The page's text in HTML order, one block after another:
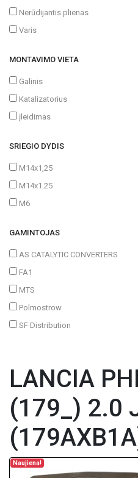
Nerūdijantis plienas
Varis
MONTAVIMO VIETA
Galinis
Katalizatorius
įleidimas
SRIEGIO DYDIS
M14x1,25
M14x1.25
M6
GAMINTOJAS
AS CATALYTIC CONVERTERS
FA1
MTS
Polmostrow
SF Distribution
LANCIA
(179_) 2.0
Naujiena!